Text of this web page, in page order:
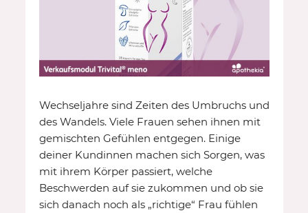
Wechseljahre sind Zeiten des Umbruchs und
des Wandels. Viele Frauen sehen ihnen mit
gemischten Gefühlen entgegen. Einige
deiner Kundinnen machen sich Sorgen, was
mit ihrem Körper passiert, welche
Beschwerden auf sie zukommen und ob sie
sich danach noch als „richtige“ Frau fühlen